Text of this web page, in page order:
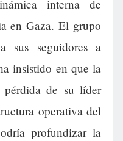
interna de
en Gaza. El grupo
sus seguidores a
insistido en que la
pérdida de su líder
operativa del
profundizar la